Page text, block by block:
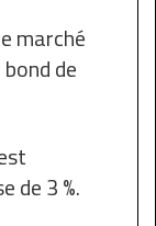
marché
de
de 3 %.